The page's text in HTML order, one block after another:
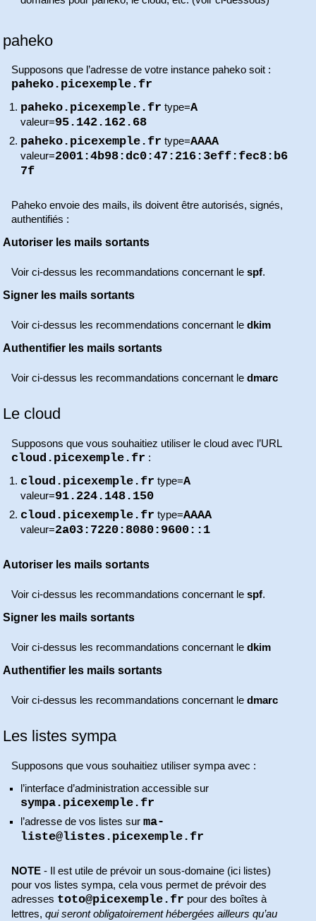
paheko
Supposons que l’adresse de votre instance paheko soit :
paheko.picexemple.fr
paheko.picexemple.fr type=A
valeur=95.142.162.68
paheko.picexemple.fr type=AAAA
valeur=2001:4b98:dc0:47:216:3eff:fec8:b6
7f
Paheko envoie des mails, ils doivent être autorisés, signés,
authentifiés :
Autoriser les mails sortants
Voir ci-dessus les recommandations concernant lespf.
Signer les mails sortants
Voir ci-dessus les recommendations concernant ledkim
Authentifier les mails sortants
Voir ci-dessus les recommandations concernant ledmarc
Le cloud
Supposons que vous souhaitiez utiliser le cloud avec l’URL
cloud.picexemple.fr :
cloud.picexemple.fr type=A
valeur=91.224.148.150
cloud.picexemple.fr type=AAAA
valeur=2a03:7220:8080:9600::1
Autoriser les mails sortants
Voir ci-dessus les recommandations concernant lespf.
Signer les mails sortants
Voir ci-dessus les recommandations concernant ledkim
Authentifier les mails sortants
Voir ci-dessus les recommandations concernant ledmarc
Les listes sympa
Supposons que vous souhaitiez utiliser sympa avec :
l’interface d’administration accessible sur
sympa.picexemple.fr
l’adresse de vos listes surma-
liste@listes.picexemple.fr
NOTE - Il est utile de prévoir un sous-domaine (ici listes)
pour vos listes sympa, cela vous permet de prévoir des
adresses toto@picexemple.fr pour des boîtes à
lettres,qui seront obligatoirement hébergées ailleurs qu’au